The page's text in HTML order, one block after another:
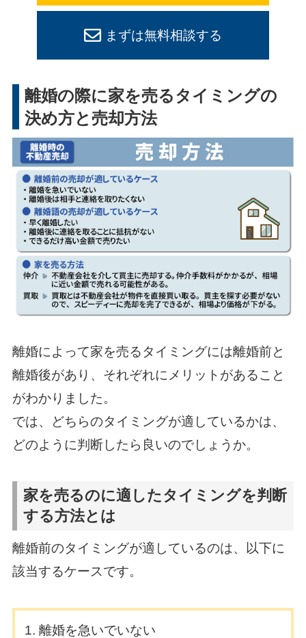
まずは無料相談する
離婚の際に家を売るタイミングの
決め方と売却方法
離婚によって家を売るタイミングには離婚前と
離婚後があり、それぞれにメリットがあること
がわかりました。
では、どちらのタイミングが適しているかは、
どのように判断したら良いのでしょうか。
家を売るのに適したタイミングを判断
する方法とは
離婚前のタイミングが適しているのは、以下に
該当するケースです。
離婚を急いでいない